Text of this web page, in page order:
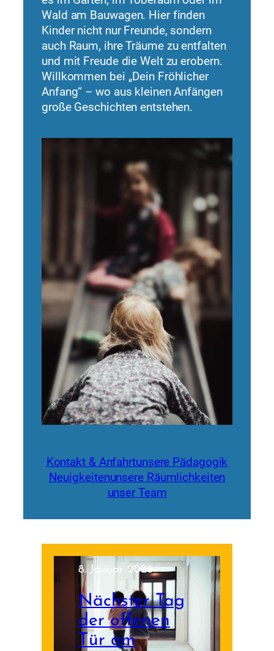
Wald am Bauwagen. Hier finden
Kinder nicht nur Freunde, sondern
auch Raum, ihre Träume zu entfalten
und mit Freude die Welt zu erobern.
Willkommen bei „Dein Fröhlicher
Anfang“ – wo aus kleinen Anfängen
große Geschichten entstehen.
Kontakt & Anfahrtunsere Pädagogik
Neuigkeitenunsere Räumlichkeiten
unser Team
8. Januar 2026
Nächster Tag
der offenen
Tür am